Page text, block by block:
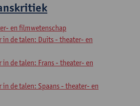
en filmwetenschap
in de talen: Duits - theater- en
in de talen: Frans - theater- en
in de talen: Spaans - theater- en